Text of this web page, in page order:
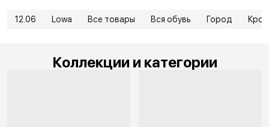
12.06 Lowa Все товары Вся обувь Город
Коллекции и категории